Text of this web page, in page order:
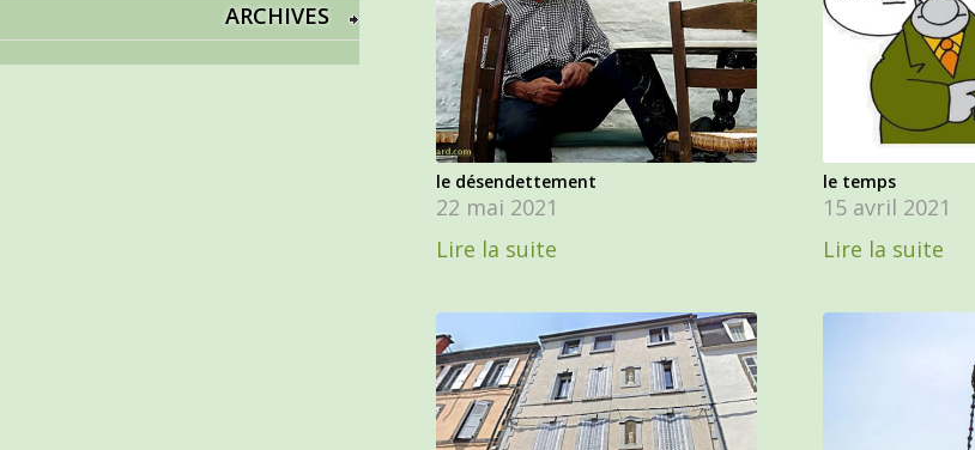
le désendettement
22 mai 2021
Lire la suite
le temps
15 avril 2021
Lire la suite
ARCHIVES